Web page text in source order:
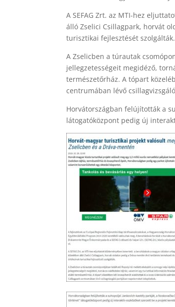
A SEFAG Zrt. az MTI-hez
álló Zselici Csillagpark, horvát
turisztikai fejlesztését szolgálták.
A Zselicben a túrautak
jellegzetességeit megidéző,
természetőrház. A tópart
centrumában lévő
Horvátországban felújították a
látogatóközpont pedig új